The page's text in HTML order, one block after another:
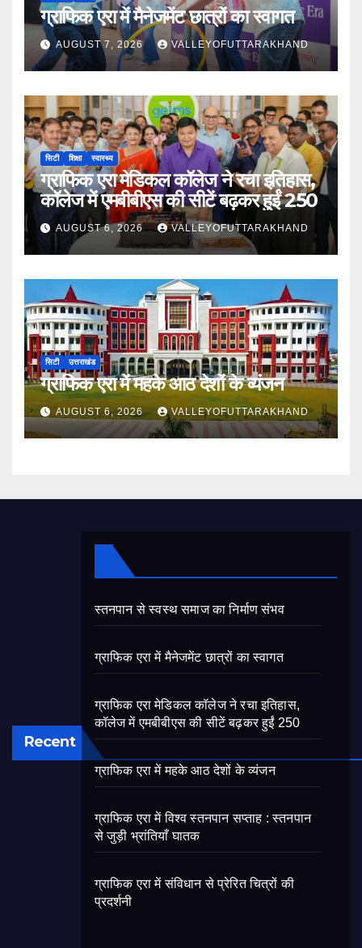
ग्राफिक एरा में मैनेजमेंट छात्रों का स्वागत
AUGUST 7, 2026 VALLEYOFUTTARAKHAND
सिटी शिक्षा स्वास्थ्य
ग्राफिक एरा मेडिकल कॉलेज ने रचा इतिहास,
कॉलेज में एमबीबीएस की सीटें बढ़कर हुईं 250
AUGUST 6, 2026 VALLEYOFUTTARAKHAND
सिटी उत्तराखंड
ग्राफिक एरा में महके आठ देशों के व्यंजन
AUGUST 6, 2026 VALLEYOFUTTARAKHAND
Recent
स्तनपान से स्वस्थ समाज का निर्माण संभव
ग्राफिक एरा में मैनेजमेंट छात्रों का स्वागत
ग्राफिक एरा मेडिकल कॉलेज ने रचा इतिहास,
कॉलेज में एमबीबीएस की सीटें बढ़कर हुईं 250
ग्राफिक एरा में महके आठ देशों के व्यंजन
ग्राफिक एरा में विश्व स्तनपान सप्ताह : स्तनपान
से जुड़ी भ्रांतियाँ घातक
ग्राफिक एरा में संविधान से प्रेरित चित्रों की
प्रदर्शनी